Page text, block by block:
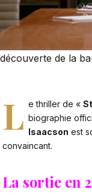
découverte de la
L e thriller de «
biographie
Isaacson est
convaincant.
La sortie en